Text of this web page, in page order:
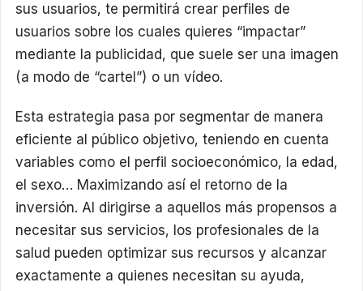
sus usuarios, te permitirá crear perfiles de
usuarios sobre los cuales quieres “impactar”
mediante la publicidad, que suele ser una imagen
(a modo de “cartel”) o un vídeo.
Esta estrategia pasa por segmentar de manera
eficiente al público objetivo, teniendo en cuenta
variables como el perfil socioeconómico, la edad,
el sexo… Maximizando así el retorno de la
inversión. Al dirigirse a aquellos más propensos a
necesitar sus servicios, los profesionales de la
salud pueden optimizar sus recursos y alcanzar
exactamente a quienes necesitan su ayuda,